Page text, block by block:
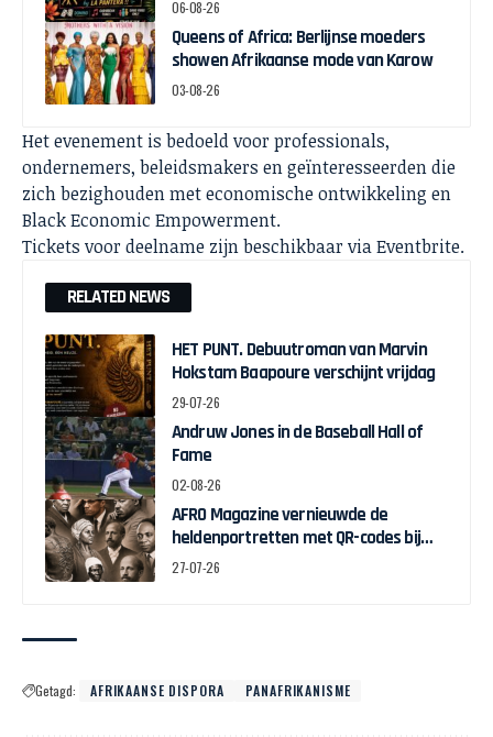
06-08-26
Queens of Africa: Berlijnse moeders
showen Afrikaanse mode van Karow
03-08-26
Het evenement is bedoeld voor professionals,
ondernemers, beleidsmakers en geïnteresseerden die
zich bezighouden met economische ontwikkeling en
Black Economic Empowerment.
Tickets voor deelname zijn beschikbaar viaEventbrite.
RELATED NEWS
HET PUNT. Debuutroman van Marvin
Hokstam Baapoure verschijnt vrijdag
29-07-26
Andruw Jones in de Baseball Hall of
Fame
02-08-26
AFRO Magazine vernieuwde de
heldenportretten met QR-codes bij
Assin Manso
27-07-26
Getagd: AFRIKAANSE DISPORA PANAFRIKANISME